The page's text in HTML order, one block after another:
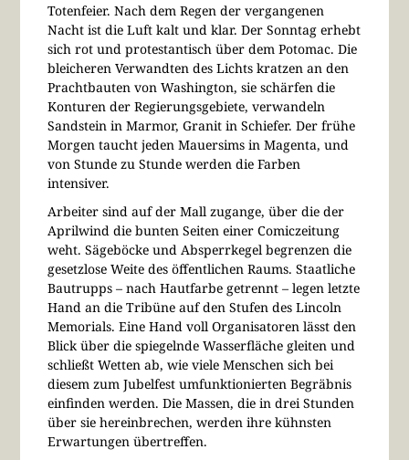
Totenfeier. Nach dem Regen der vergangenen
Nacht ist die Luft kalt und klar. Der Sonntag erhebt
sich rot und protestantisch über dem Potomac. Die
bleicheren Verwandten des Lichts kratzen an den
Prachtbauten von Washington, sie schärfen die
Konturen der Regierungsgebiete, verwandeln
Sandstein in Marmor, Granit in Schiefer. Der frühe
Morgen taucht jeden Mauersims in Magenta, und
von Stunde zu Stunde werden die Farben
intensiver.
Arbeiter sind auf der Mall zugange, über die der
Aprilwind die bunten Seiten einer Comiczeitung
weht. Sägeböcke und Absperrkegel begrenzen die
gesetzlose Weite des öffentlichen Raums. Staatliche
Bautrupps – nach Hautfarbe getrennt – legen letzte
Hand an die Tribüne auf den Stufen des Lincoln
Memorials. Eine Hand voll Organisatoren lässt den
Blick über die spiegelnde Wasserfläche gleiten und
schließt Wetten ab, wie viele Menschen sich bei
diesem zum Jubelfest umfunktionierten Begräbnis
einfinden werden. Die Massen, die in drei Stunden
über sie hereinbrechen, werden ihre kühnsten
Erwartungen übertreffen.